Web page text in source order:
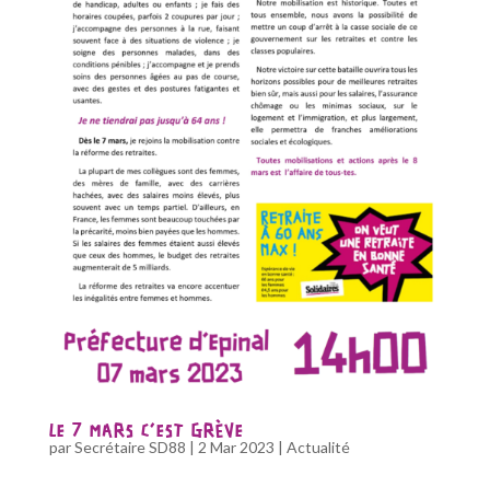
LE 7 MARS C’EST GRÈVE
parSecrétaire SD88 | 2 Mar 2023 | Actualité